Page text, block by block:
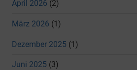
April 2026 (2)
März 2026 (1)
Dezember 2025 (1)
Juni 2025 (3)